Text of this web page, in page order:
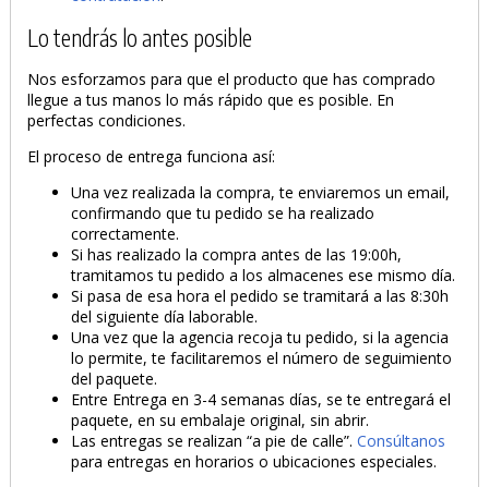
Lo tendrás lo antes posible
Nos esforzamos para que el producto que has comprado
llegue a tus manos lo más rápido que es posible. En
perfectas condiciones.
El proceso de entrega funciona así:
Una vez realizada la compra, te enviaremos un email,
confirmando que tu pedido se ha realizado
correctamente.
Si has realizado la compra antes de las 19:00h,
tramitamos tu pedido a los almacenes ese mismo día.
Si pasa de esa hora el pedido se tramitará a las 8:30h
del siguiente día laborable.
Una vez que la agencia recoja tu pedido, si la agencia
lo permite, te facilitaremos el número de seguimiento
del paquete.
Entre Entrega en 3-4 semanas días, se te entregará el
paquete, en su embalaje original, sin abrir.
Las entregas se realizan “a pie de calle”.Consúltanos
para entregas en horarios o ubicaciones especiales.